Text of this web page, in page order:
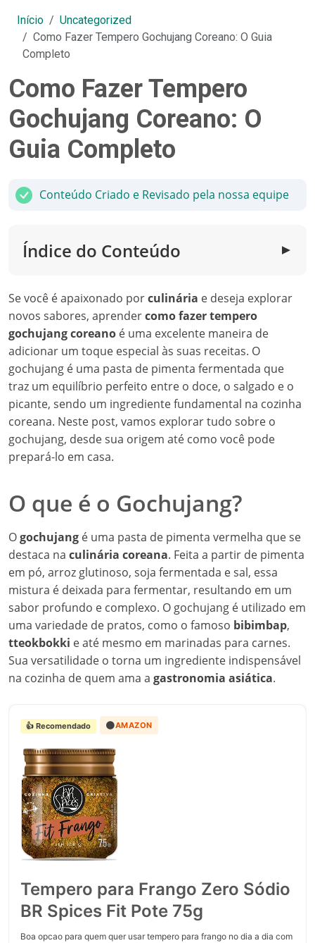
Início
Uncategorized
Como Fazer Tempero Gochujang Coreano: O Guia
Completo
Como Fazer Tempero
Gochujang Coreano: O
Guia Completo
Conteúdo Criado e Revisado pela nossa equipe
Índice do Conteúdo ▼
Se você é apaixonado porculinária e deseja explorar
novos sabores, aprendercomo fazer tempero
gochujang coreano é uma excelente maneira de
adicionar um toque especial às suas receitas. O
gochujang é uma pasta de pimenta fermentada que
traz um equilíbrio perfeito entre o doce, o salgado e o
picante, sendo um ingrediente fundamental na cozinha
coreana. Neste post, vamos explorar tudo sobre o
gochujang, desde sua origem até como você pode
prepará-lo em casa.
O que é o Gochujang?
Ogochujang é uma pasta de pimenta vermelha que se
destaca na culinária coreana. Feita a partir de pimenta
em pó, arroz glutinoso, soja fermentada e sal, essa
mistura é deixada para fermentar, resultando em um
sabor profundo e complexo. O gochujang é utilizado em
uma variedade de pratos, como o famoso bibimbap,
tteokbokki e até mesmo em marinadas para carnes.
Sua versatilidade o torna um ingrediente indispensável
na cozinha de quem ama a gastronomia asiática.
👍 Recomendado 🟠AMAZON
Tempero para Frango Zero Sódio
BR Spices Fit Pote 75g
Boa opcao para quem quer usar tempero para frango no dia a dia com